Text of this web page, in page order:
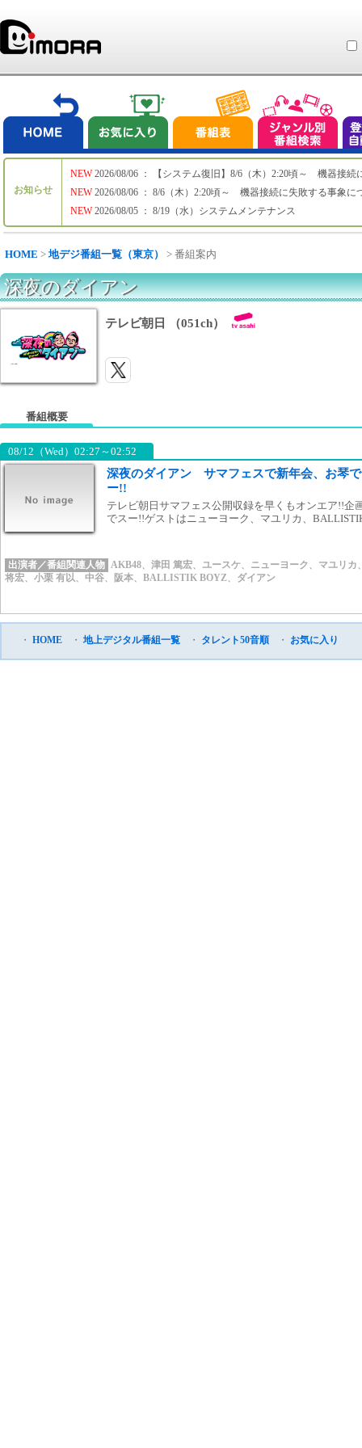
お知らせ
NEW
NEW
NEW
2026/08/06 ： 【システム復旧】8/6（木）2:20頃～ 機器接続
2026/08/06 ： 8/6（木）2:20頃～ 機器接続に失敗する事象に
2026/08/05 ： 8/19（水）システムメンテナンス
HOME > 地デジ番組一覧（東京） > 番組案内
深夜のダイアン
テレビ朝日 （051ch）
番組概要
08/12（Wed）02:27～02:52
深夜のダイアン サマフェスで新年会、お琴
ー!!
テレビ朝日サマフェス公開収録を早くもオンエア!!企
でスー!!ゲストはニューヨーク、マユリカ、
出演者／番組関連人物 AKB48、 津田 篤宏、 ユースケ、 ニューヨーク、 マユリカ
将宏、 小栗 有以、 中谷、 阪本、 BALLISTIK BOYZ、 ダイアン
・ HOME ・ 地上デジタル番組一覧 ・ タレント50音順 ・ お気に入り